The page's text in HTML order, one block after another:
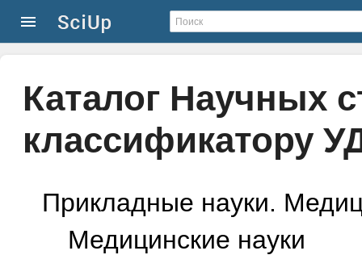
Каталог Научных
классификатору
Прикладные науки.
Mедицинские науки